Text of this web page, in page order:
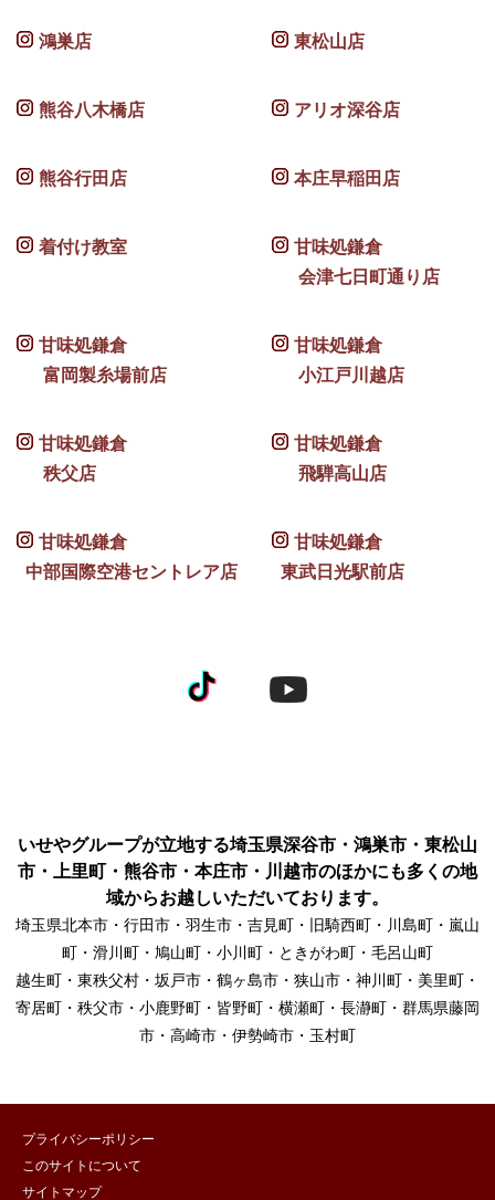
鴻巣店 東松山店
熊谷八木橋店 アリオ深谷店
熊谷行田店 本庄早稲田店
着付け教室
甘味処鎌倉
会津七日町通り店
甘味処鎌倉
富岡製糸場前店
甘味処鎌倉
小江戸川越店
甘味処鎌倉
秩父店
甘味処鎌倉
飛騨高山店
甘味処鎌倉
中部国際空港セントレア店
甘味処鎌倉
東武日光駅前店
いせやグループが立地する埼玉県深谷市・鴻巣市・東松山
市・上里町・熊谷市・本庄市・川越市のほかにも多くの地
域からお越しいただいております。
埼玉県北本市・行田市・羽生市・吉見町・旧騎西町・川島町・嵐山
町・滑川町・鳩山町・小川町・ときがわ町・毛呂山町
越生町・東秩父村・坂戸市・鶴ヶ島市・狭山市・神川町・美里町・
寄居町・秩父市・小鹿野町・皆野町・横瀬町・長瀞町・群馬県藤岡
市・高崎市・伊勢崎市・玉村町
プライバシーポリシー
このサイトについて
サイトマップ